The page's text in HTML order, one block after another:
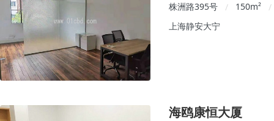
株洲路395号 / 150m²
/
上海静安大宁
海鸥康恒大厦